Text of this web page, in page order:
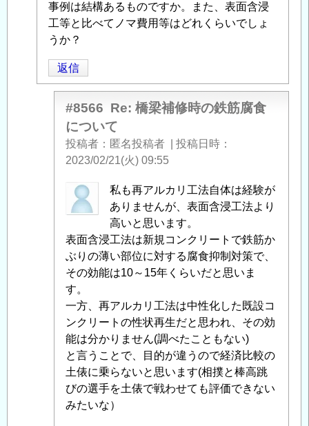
者
に
よ
「Re:
橋
」
事例は結構あるものですか。また、表面含浸
工等と比べてノマ費用等はどれくらいでしょ
うか？
返信
#8566 Re: 橋梁補修時の鉄筋腐食
について
投稿者 匿名投稿者
投稿日時
2023/02/21(火) 09:55
匿
名
稿
者
に
よ
る
「Re:
橋
梁
補
修
時
私も再アルカリ工法自体は経験が
ありませんが、表面含浸工法より
高いと思います。
表面含浸工法は新規コンクリートで鉄筋か
ぶりの薄い部位に対する腐食抑制対策で、
その効能は10～15年くらいだと思いま
す。
一方、再アルカリ工法は中性化した既設コ
ンクリートの性状再生だと思われ、その効
能は分かりません(調べたこともない)
と言うことで、目的が違うので経済比較の
土俵に乗らないと思います(相撲と棒高跳
びの選手を土俵で戦わせても評価できない
みたいな）